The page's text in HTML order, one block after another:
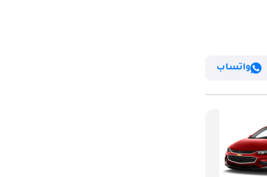
واتساب